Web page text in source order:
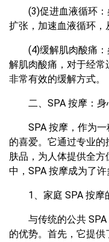
(3)促进血液循环：
扩张，加速血液循环，
(4)缓解肌肉酸痛：
解肌肉酸痛，对于经
非常有效的缓解方式。
二、SPA 按摩：身
SPA 按摩，作为一
的喜爱。它通过专业
肤品，为人体提供全
中，SPA 按摩成为了许
1、家庭 SPA 按摩
与传统的公共 SPA
的优势。首先，它提